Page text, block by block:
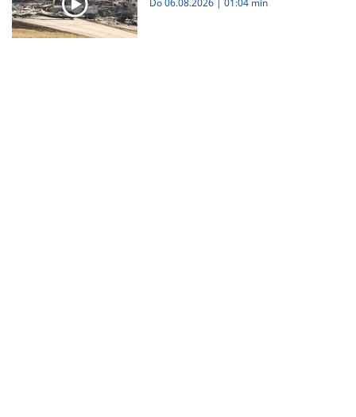
Do 06.08.2026 01:04 min